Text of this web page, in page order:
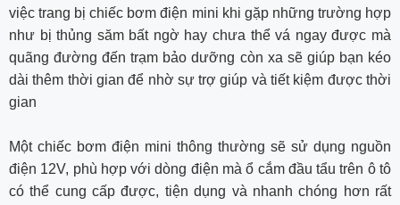
việc trang bị chiếc bơm điện mini khi gặp những trường hợp
như bị thủng săm bất ngờ hay chưa thể vá ngay được mà
quãng đường đến trạm bảo dưỡng còn xa sẽ giúp bạn kéo
dài thêm thời gian để nhờ sự trợ giúp và tiết kiệm được thời
gian
Một chiếc bơm điện mini thông thường sẽ sử dụng nguồn
điện 12V, phù hợp với dòng điện mà ổ cắm đầu tẩu trên ô tô
có thể cung cấp được, tiện dụng và nhanh chóng hơn rất